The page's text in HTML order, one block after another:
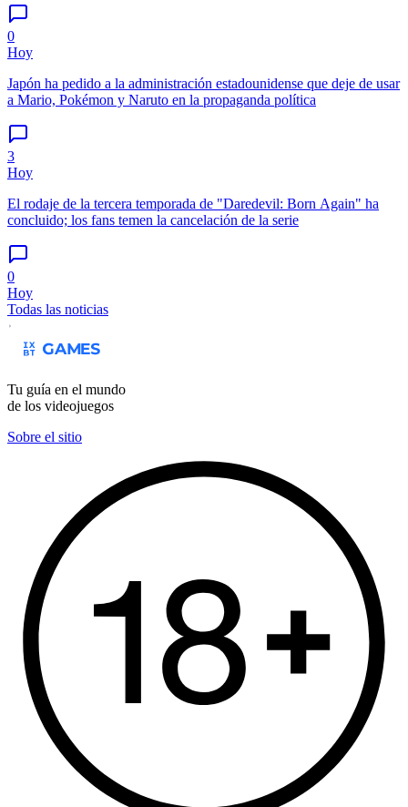
0
Hoy
Japón ha pedido a la administración estadounidense que deje de usar
a Mario, Pokémon y Naruto en la propaganda política
3
Hoy
El rodaje de la tercera temporada de "Daredevil: Born Again" ha
concluido; los fans temen la cancelación de la serie
0
Hoy
Todas las noticias
Tu guía en el mundo
de los videojuegos
Sobre el sitio